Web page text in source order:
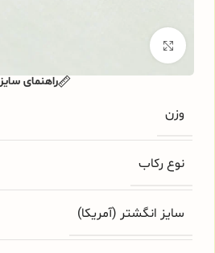
برای بزرگنمایی کلیک کنید
وزن
نوع رکاب
سایز انگشتر (آمریکا)
راهنمای سایز